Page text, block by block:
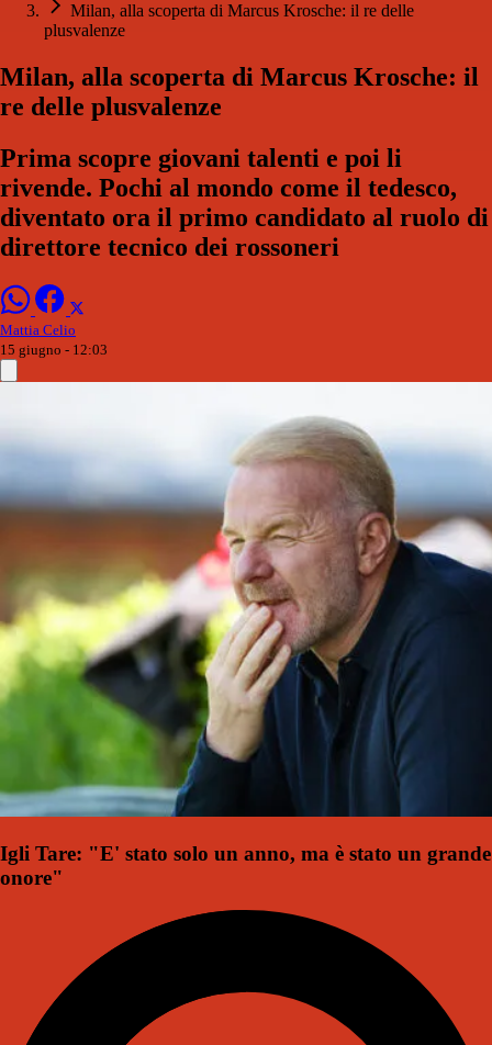
Milan, alla scoperta di Marcus Krosche: il re delle
plusvalenze
Milan, alla scoperta di Marcus Krosche: il
re delle plusvalenze
Prima scopre giovani talenti e poi li
rivende. Pochi al mondo come il tedesco,
diventato ora il primo candidato al ruolo di
direttore tecnico dei rossoneri
Mattia Celio
15 giugno - 12:03
Igli Tare: "E' stato solo un anno, ma è stato un grande
onore"